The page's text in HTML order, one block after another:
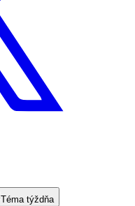
Téma týždňa